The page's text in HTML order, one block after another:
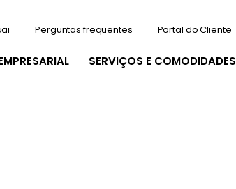
SERVIÇOS E COMODIDADES
Perguntas frequentes Portal do Cliente